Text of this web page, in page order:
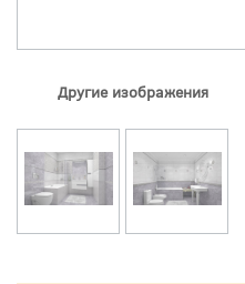
Другие изображения